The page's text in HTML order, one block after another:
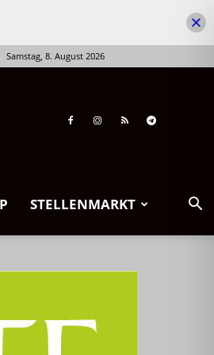
Samstag, 8. August 2026
STELLENMARKT